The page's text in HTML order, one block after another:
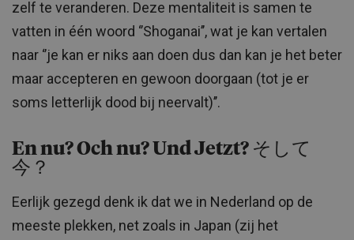
zelf te veranderen. Deze mentaliteit is samen te
vatten in één woord ‘’Shoganai’’, wat je kan vertalen
naar ‘’je kan er niks aan doen dus dan kan je het beter
maar accepteren en gewoon doorgaan (tot je er
soms letterlijk dood bij neervalt)’’.
En nu? Och nu? Und Jetzt? そして
今？
Eerlijk gezegd denk ik dat we in Nederland op de
meeste plekken, net zoals in Japan (zij het